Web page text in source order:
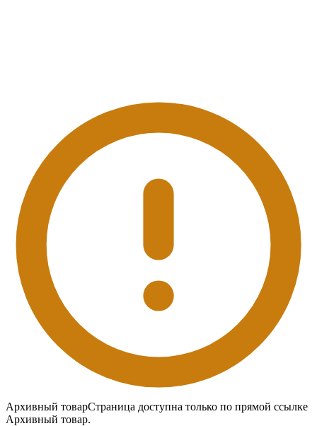
Архивный товарСтраница доступна только по прямой ссылке
Архивный товар.